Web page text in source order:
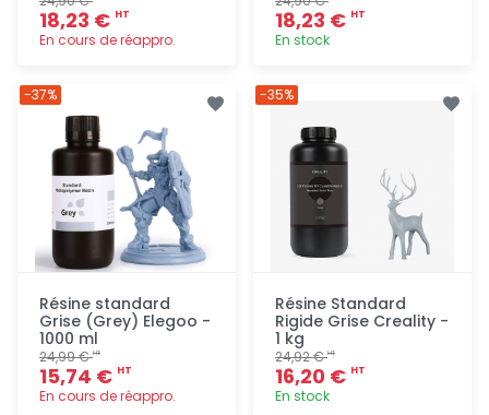
18,23 € HT
En cours de réappro.
18,23 € HT
En stock
Résine standard
Grise (Grey) Elegoo -
1000 ml
24,99 €HT
15,74 € HT
En cours de réappro.
-37%
Résine Standard
Rigide Grise Creality -
1 kg
24,92 €HT
16,20 € HT
En stock
-35%